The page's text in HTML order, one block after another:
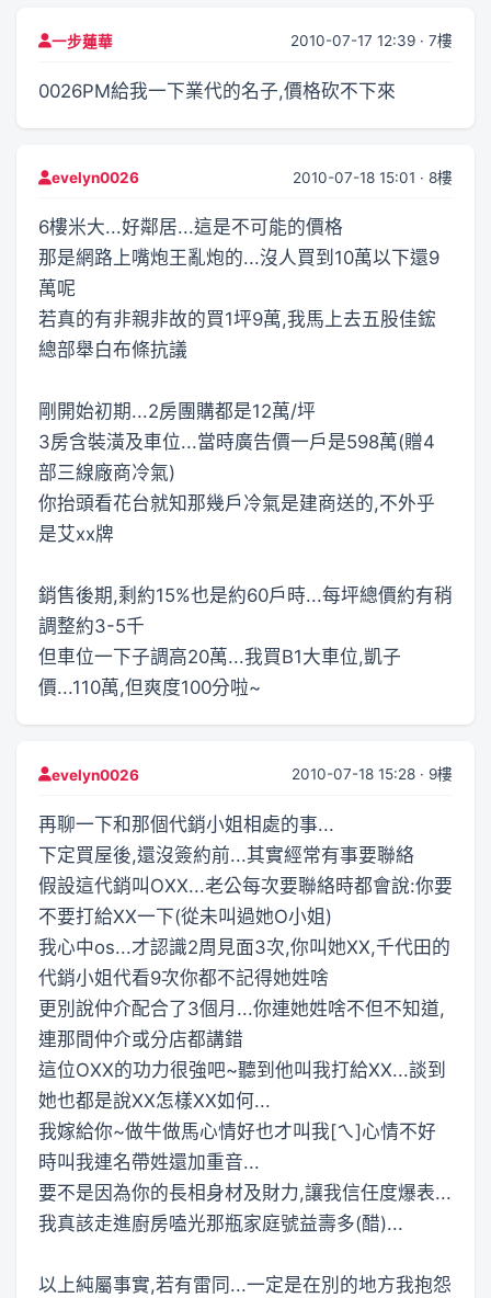
一步蓮華 2010-07-17 12:39 · 7樓
0026PM給我一下業代的名子,價格砍不下來
evelyn0026 2010-07-18 15:01 · 8樓
6樓米大...好鄰居...這是不可能的價格
那是網路上嘴炮王亂炮的...沒人買到10萬以下還9
萬呢
若真的有非親非故的買1坪9萬,我馬上去五股佳鋐
總部舉白布條抗議
剛開始初期...2房團購都是12萬/坪
3房含裝潢及車位...當時廣告價一戶是598萬(贈4
部三線廠商冷氣)
你抬頭看花台就知那幾戶冷氣是建商送的,不外乎
是艾xx牌
銷售後期,剩約15%也是約60戶時...每坪總價約有稍
調整約3-5千
但車位一下子調高20萬...我買B1大車位,凱子
價...110萬,但爽度100分啦~
evelyn0026 2010-07-18 15:28 · 9樓
再聊一下和那個代銷小姐相處的事...
下定買屋後,還沒簽約前...其實經常有事要聯絡
假設這代銷叫OXX...老公每次要聯絡時都會說:你要
不要打給XX一下(從未叫過她O小姐)
我心中os...才認識2周見面3次,你叫她XX,千代田的
代銷小姐代看9次你都不記得她姓啥
更別說仲介配合了3個月...你連她姓啥不但不知道,
連那間仲介或分店都講錯
這位OXX的功力很強吧~聽到他叫我打給XX...談到
她也都是說XX怎樣XX如何...
我嫁給你~做牛做馬心情好也才叫我[ㄟ]心情不好
時叫我連名帶姓還加重音...
要不是因為你的長相身材及財力,讓我信任度爆表...
我真該走進廚房嗑光那瓶家庭號益壽多(醋)...
以上純屬事實,若有雷同...一定是在別的地方我抱怨